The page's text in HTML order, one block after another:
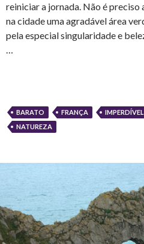
reiniciar a jornada. Não é
na cidade uma agradável área
pela especial singularidade e
…
BARATO FRANÇA IMPERDÍVEL
NATUREZA